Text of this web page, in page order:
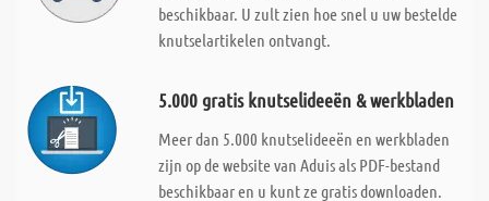
beschikbaar. U zult zien hoe snel u uw bestelde
knutselartikelen ontvangt.
5.000 gratis knutselideeën & werkbladen
Meer dan 5.000 knutselideeën en werkbladen
zijn op de website van Aduis als PDF-bestand
beschikbaar en u kunt ze gratis downloaden.